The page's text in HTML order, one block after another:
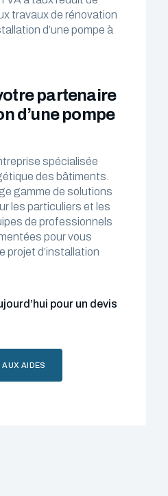
travaux de rénovation
d’une pompe à
partenaire
d’une pompe
spécialisée
des bâtiments.
gamme de solutions
les particuliers et les
de professionnels
pour vous
projet d’installation
pour un devis
AIDES